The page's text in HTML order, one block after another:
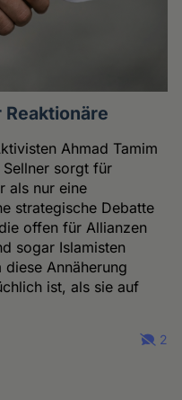
Ahmad Tamim
Sellner sorgt für
als nur eine
strategische Debatte
offen für Allianzen
sogar Islamisten
Annäherung
ist, als sie auf
2